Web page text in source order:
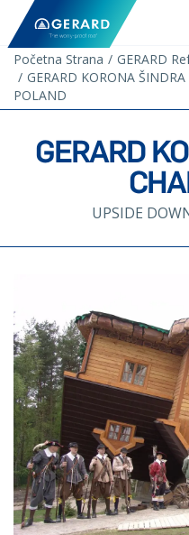
Početna Strana
GERARD
GERARD KORONA
POLAND
GERARD
UPSIDE